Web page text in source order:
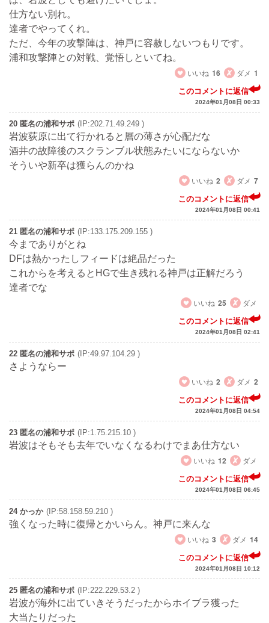
仕方ない別れ。
達者でやってくれ。
ただ、今年の攻撃陣は、神戸に容赦しないつもりです。
浦和攻撃陣との対戦、覚悟しといてね。
いいね 16 ダメ 1
このコメントに返信
2024年01月08日 00:33
20 匿名の浦和サポ (IP:202.71.49.249 )
岩波荻原に出て行かれると層の薄さが心配だな
酒井の故障後のスクランブル状態みたいにならないか
そういや新卒は獲らんのかね
いいね 2 ダメ 7
このコメントに返信
2024年01月08日 00:41
21 匿名の浦和サポ (IP:133.175.209.155 )
今までありがとね
DFは熱かったしフィードは絶品だった
これからを考えるとHGで生き残れる神戸は正解だろう
達者でな
いいね 25 ダメ
このコメントに返信
2024年01月08日 02:41
22 匿名の浦和サポ (IP:49.97.104.29 )
さようならー
いいね 2 ダメ 2
このコメントに返信
2024年01月08日 04:54
23 匿名の浦和サポ (IP:1.75.215.10 )
岩波はそもそも去年でいなくなるわけでまあ仕方ない
いいね 12 ダメ
このコメントに返信
2024年01月08日 06:45
24 かっか (IP:58.158.59.210 )
強くなった時に復帰とかいらん。神戸に来んな
いいね 3 ダメ 14
このコメントに返信
2024年01月08日 10:12
25 匿名の浦和サポ (IP:222.229.53.2 )
岩波が海外に出ていきそうだったからホイブラ獲った
大当たりだった